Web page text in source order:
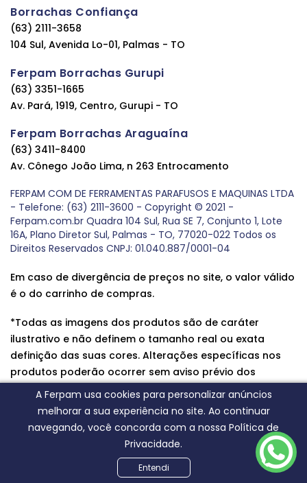
A Ferpam usa cookies para personalizar anúncios
melhorar a sua experiência no site. Ao continuar
navegando, você concorda com a nossa Política de
Privacidade.
Entendi
Borrachas Confiança
(63) 2111-3658
104 Sul, Avenida Lo-01, Palmas - TO
Ferpam Borrachas Gurupi
(63) 3351-1665
Av. Pará, 1919, Centro, Gurupi - TO
Ferpam Borrachas Araguaína
(63) 3411-8400
Av. Cônego João Lima, n 263 Entrocamento
FERPAM COM DE FERRAMENTAS PARAFUSOS E MAQUINAS LTDA
- Telefone: (63) 2111-3600 - Copyright © 2021 -
Ferpam.com.br Quadra 104 Sul, Rua SE 7, Conjunto 1, Lote
16A, Plano Diretor Sul, Palmas - TO, 77020-022 Todos os
Direitos Reservados CNPJ: 01.040.887/0001-04
Em caso de divergência de preços no site, o valor válido
é o do carrinho de compras.
*Todas as imagens dos produtos são de caráter
ilustrativo e não definem o tamanho real ou exata
definição das suas cores. Alterações específicas nos
produtos poderão ocorrer sem aviso prévio dos
fornecedores, qualquer dúvida sobre nossos produtos
entre em contato conosco.